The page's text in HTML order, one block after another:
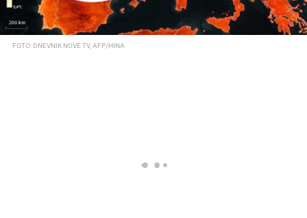
FOTO: DNEVNIK NOVE TV, AFP/HINA